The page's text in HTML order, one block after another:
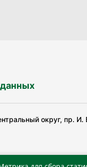
округ, пр. И.